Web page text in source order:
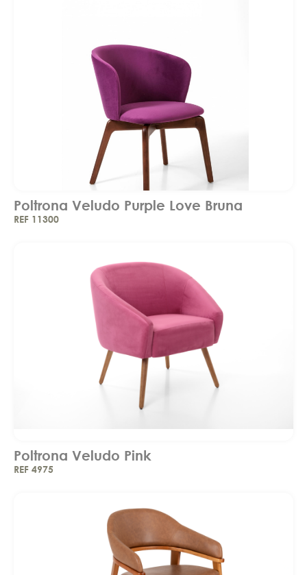
Poltrona Veludo Purple Love Bruna
REF 11300
Poltrona Veludo Pink
REF 4975